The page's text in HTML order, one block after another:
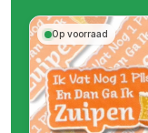
Op voorraad